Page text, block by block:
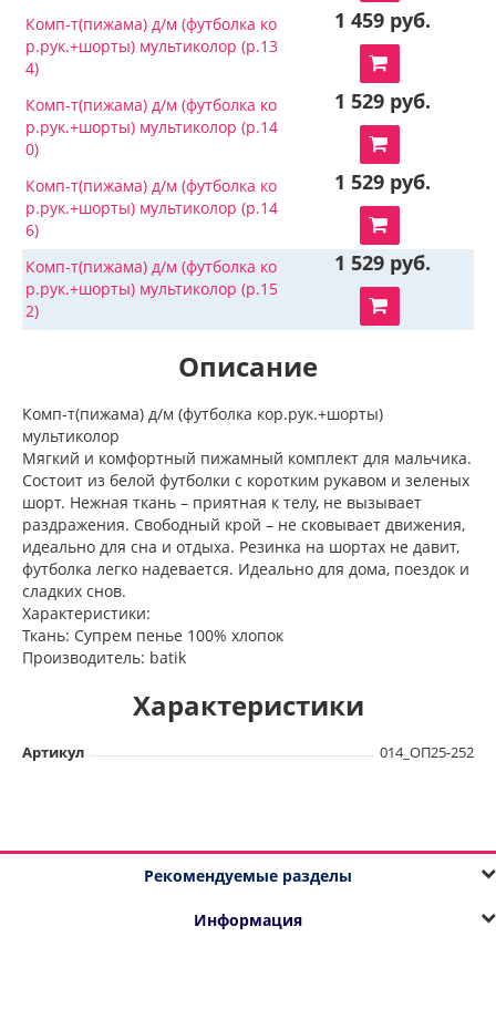
Комп-т(пижама) д/м (футболка ко
р.рук.+шорты) мультиколор (р.13
4)
1 459 руб.
Комп-т(пижама) д/м (футболка ко
р.рук.+шорты) мультиколор (р.14
0)
1 529 руб.
Комп-т(пижама) д/м (футболка ко
р.рук.+шорты) мультиколор (р.14
6)
1 529 руб.
Комп-т(пижама) д/м (футболка ко
р.рук.+шорты) мультиколор (р.15
2)
1 529 руб.
Описание
Комп-т(пижама) д/м (футболка кор.рук.+шорты)
мультиколор
Мягкий и комфортный пижамный комплект для мальчика.
Состоит из белой футболки с коротким рукавом и зеленых
шорт. Нежная ткань – приятная к телу, не вызывает
раздражения. Свободный крой – не сковывает движения,
идеально для сна и отдыха. Резинка на шортах не давит,
футболка легко надевается. Идеально для дома, поездок и
сладких снов.
Характеристики:
Ткань: Супрем пенье 100% хлопок
Производитель: batik
Характеристики
Артикул 014_ОП25-252
Рекомендуемые разделы
Информация